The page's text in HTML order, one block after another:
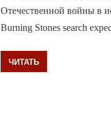
Отечественной войны в
Burning Stones search
ЧИТАТЬ